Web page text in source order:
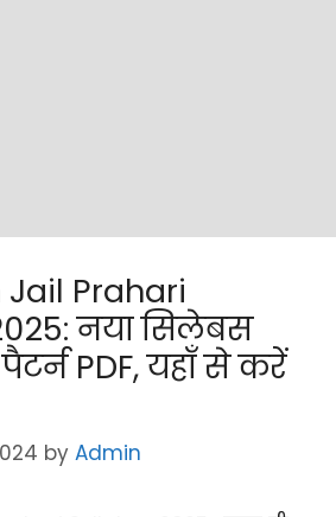
Prahari
नया सिलेबस
PDF, यहाँ से करें
by Admin